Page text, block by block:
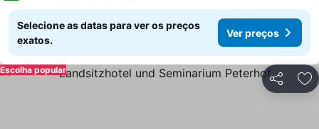
Selecione as datas para ver os preços
exatos.
Ver preços
Partilhar
Escolha popular